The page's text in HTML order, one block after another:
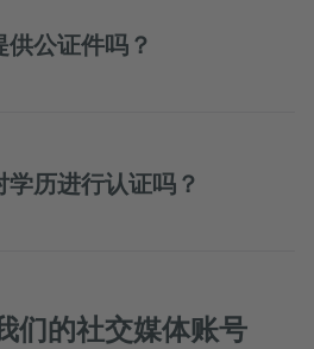
公证件吗？
历进行认证吗？
们的社交媒体账号